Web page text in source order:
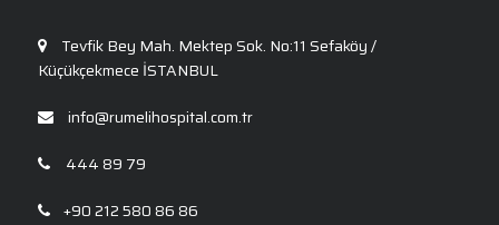
Tevfik Bey Mah. Mektep Sok. No:11 Sefaköy /
Küçükçekmece İSTANBUL
info@rumelihospital.com.tr
444 89 79
+90 212 580 86 86